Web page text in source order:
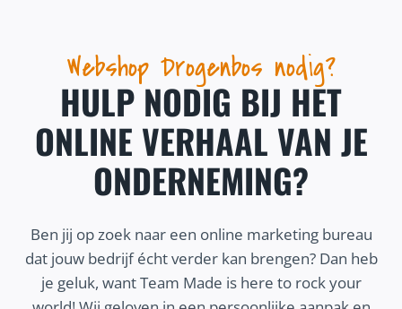
Webshop Drogenbos nodig?
HULP NODIG BIJ HET
ONLINE VERHAAL VAN JE
ONDERNEMING?
Ben jij op zoek naar een online marketing bureau
dat jouw bedrijf écht verder kan brengen? Dan heb
je geluk, want Team Made is here to rock your